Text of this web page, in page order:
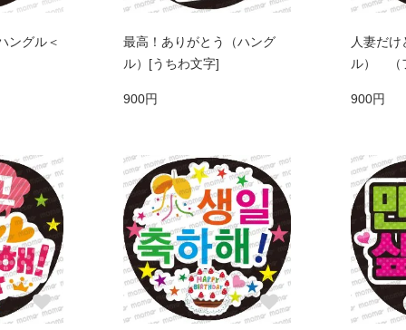
ングル＜
最高！ありがとう（ハング
ル）[うちわ文字]
900円
人妻だ
ル） （
900円